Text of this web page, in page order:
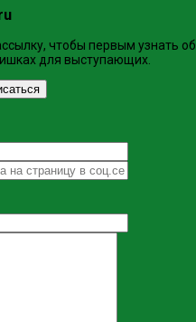
чтобы первым узнать об
​для выступающих.